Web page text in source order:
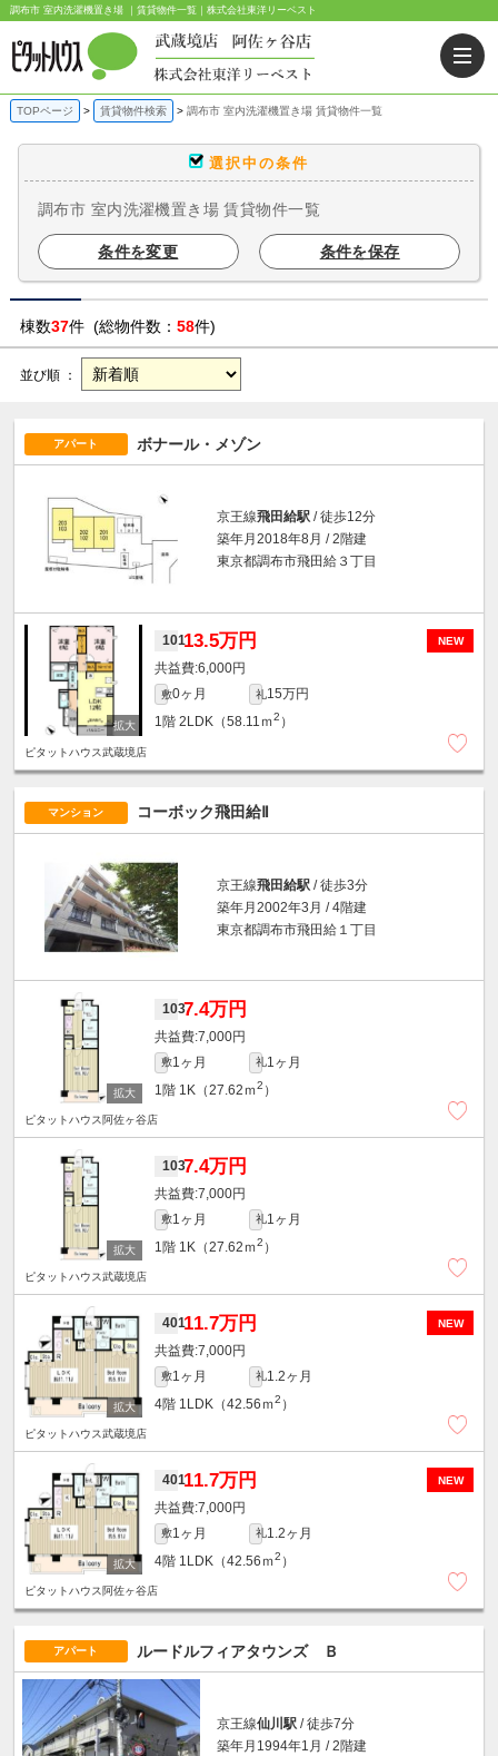
調布市 室内洗濯機置き場 ｜賃貸物件一覧｜株式会社東洋リーベスト
TOPページ 賃貸物件検索 調布市 室内洗濯機置き場 賃貸物件一覧
選択中の条件
調布市 室内洗濯機置き場 賃貸物件一覧
条件を変更 条件を保存
棟数37件 (総物件数： 58件)
並び順 ：
アパート ボナール・メゾン
京王線飛田給駅 / 徒歩12分
築年月2018年8月 / 2階建
東京都調布市飛田給３丁目
NEW
10113.5万円
6,000円
敷0ヶ月 礼15万円
1階 2LDK（58.11ｍ2 ）
ピタットハウス武蔵境店
マンション コーボック飛田給Ⅱ
京王線飛田給駅 / 徒歩3分
築年月2002年3月 / 4階建
東京都調布市飛田給１丁目
1037.4万円
7,000円
敷1ヶ月 礼1ヶ月
1階 1K（27.62ｍ2 ）
ピタットハウス阿佐ヶ谷店
1037.4万円
7,000円
敷1ヶ月 礼1ヶ月
1階 1K（27.62ｍ2 ）
ピタットハウス武蔵境店
NEW
40111.7万円
7,000円
敷1ヶ月 礼1.2ヶ月
4階 1LDK（42.56ｍ2 ）
ピタットハウス武蔵境店
NEW
40111.7万円
7,000円
敷1ヶ月 礼1.2ヶ月
4階 1LDK（42.56ｍ2 ）
ピタットハウス阿佐ヶ谷店
アパート ルードルフィアタウンズ Ｂ
京王線仙川駅 / 徒歩7分
築年月1994年1月 / 2階建